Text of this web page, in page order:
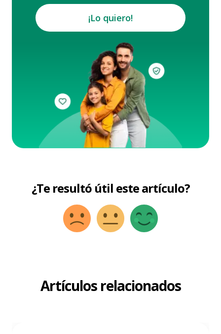
¡Lo quiero!
¿Te resultó útil este artículo?
Artículos relacionados